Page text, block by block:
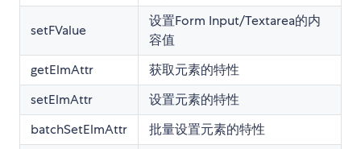
setFValue
设置Form Input/Textarea的内
容值
getElmAttr
获取元素的特性
setElmAttr
设置元素的特性
batchSetElmAttr
批量设置元素的特性